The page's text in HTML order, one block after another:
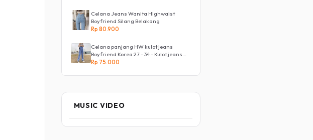
Celana Jeans Wanita Highwaist
Boyfriend Silang Belakang
Rp 80.900
Celana panjang HW kulot jeans
Boyfriend Korea 27 - 34 - Kulot jeans
LOVE
Rp 75.000
MUSIC VIDEO